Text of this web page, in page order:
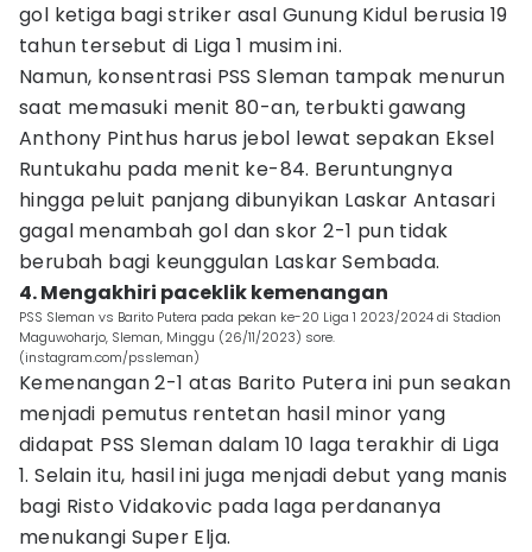
gol ketiga bagi striker asal Gunung Kidul berusia 19
tahun tersebut di Liga 1 musim ini.
Namun, konsentrasi PSS Sleman tampak menurun
saat memasuki menit 80-an, terbukti gawang
Anthony Pinthus harus jebol lewat sepakan Eksel
Runtukahu pada menit ke-84. Beruntungnya
hingga peluit panjang dibunyikan Laskar Antasari
gagal menambah gol dan skor 2-1 pun tidak
berubah bagi keunggulan Laskar Sembada.
4. Mengakhiri paceklik kemenangan
PSS Sleman vs Barito Putera pada pekan ke-20 Liga 1 2023/2024 di Stadion
Maguwoharjo, Sleman, Minggu (26/11/2023) sore.
(instagram.com/pssleman)
Kemenangan 2-1 atas Barito Putera ini pun seakan
menjadi pemutus rentetan hasil minor yang
didapat PSS Sleman dalam 10 laga terakhir di Liga
1. Selain itu, hasil ini juga menjadi debut yang manis
bagi Risto Vidakovic pada laga perdananya
menukangi Super Elja.